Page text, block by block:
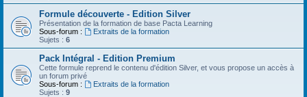
Formule découverte - Edition Silver
Présentation de la formation de base Pacta Learning
Sous-forum :
Extraits de la formation
Sujets : 6
Pack Intégral - Edition Premium
Cette formule reprend le contenu d'édition Silver, et vous propose un accès à
un forum privé
Sous-forum :
Extraits de la formation
Sujets : 9